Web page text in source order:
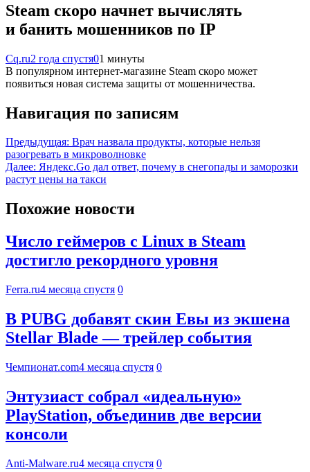
Steam скоро начнет вычислять
и банить мошенников по IP
Cq.ru2 года спустя01 минуты
В популярном интернет-магазине Steam скоро может
появиться новая система защиты от мошенничества.
Навигация по записям
Предыдущая: Врач назвала продукты, которые нельзя
разогревать в микроволновке
Далее: Яндекс.Go дал ответ, почему в снегопады и заморозки
растут цены на такси
Похожие новости
Число геймеров с Linux в Steam
достигло рекордного уровня
Ferra.ru4 месяца спустя 0
В PUBG добавят скин Евы из экшена
Stellar Blade — трейлер события
Чемпионат.com4 месяца спустя 0
Энтузиаст собрал «идеальную»
PlayStation, объединив две версии
консоли
Anti-Malware.ru4 месяца спустя 0